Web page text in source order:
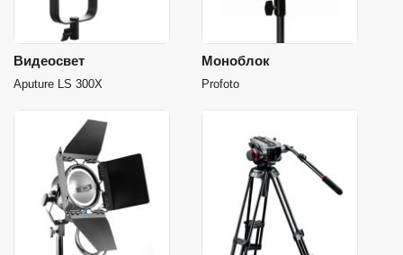
Видеосвет
Aputure LS 300X
Моноблок
Profoto